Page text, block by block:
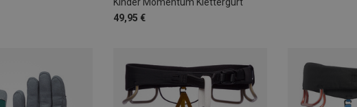
Kinder Momentum Klettergurt
49,95 €